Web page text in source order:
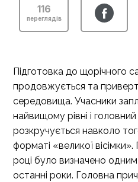
116
переглядів
Підготовка до щорічного
продовжується та
середовища. Учасники
найвищому рівні і
розкручується навколо
форматі «великої
році було визначено
останні роки. Головна